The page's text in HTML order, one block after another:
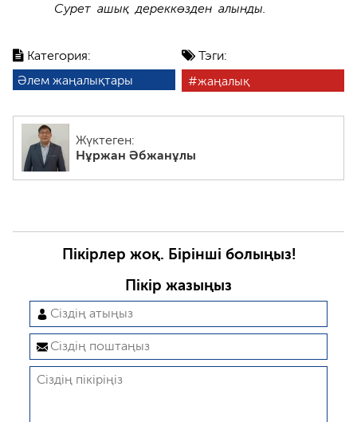
Категория:
Әлем жаңалықтары
Тэги:
жаңалық
Жүктеген:
Нұржан Әбжанұлы
Сурет ашық дереккөзден алынды.
Пікірлер жоқ. Бірінші болыңыз!
Пікір жазыңыз